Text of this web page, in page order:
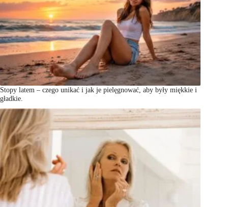
Stopy latem – czego unikać i jak je pielęgnować, aby były miękkie i
gładkie.